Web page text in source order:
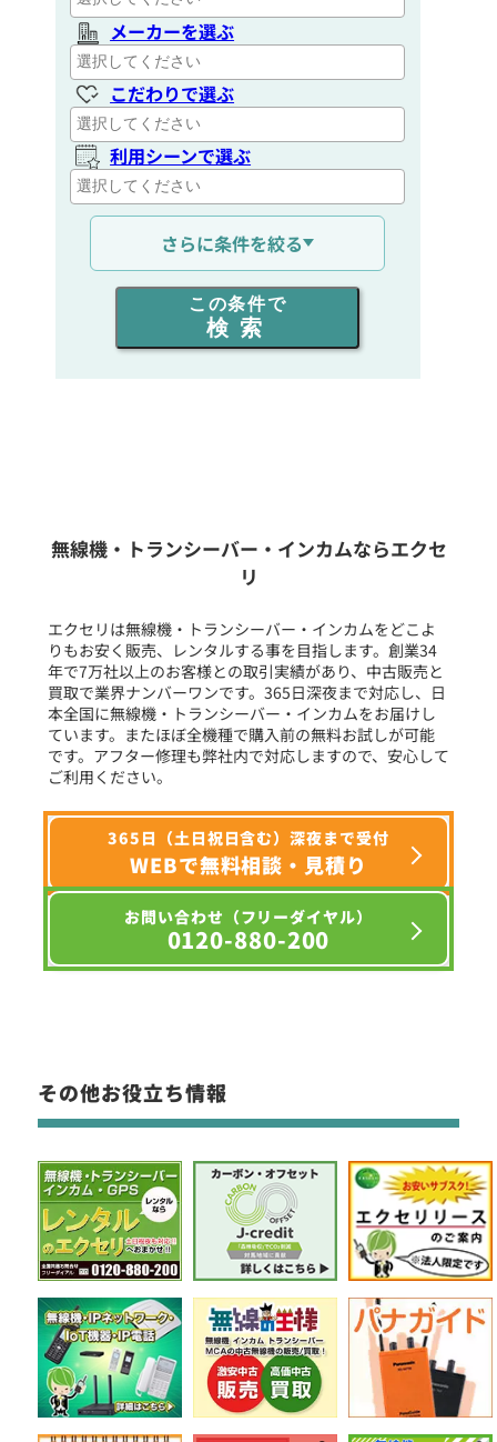
メーカーを選ぶ
こだわりで選ぶ
利用シーンで選ぶ
通信距離を選ぶ
出力を選ぶ
同時通話人数を選ぶ
フリーワード入力(製品名等)
選択条件をリセット
さらに条件を絞る
この条件で
検索
無線機・トランシーバー・インカムならエクセ
リ
エクセリは無線機・トランシーバー・インカムをどこよ
りもお安く販売、レンタルする事を目指します。創業34
年で7万社以上のお客様との取引実績があり、中古販売と
買取で業界ナンバーワンです。365日深夜まで対応し、日
本全国に無線機・トランシーバー・インカムをお届けし
ています。またほぼ全機種で購入前の無料お試しが可能
です。アフター修理も弊社内で対応しますので、安心して
ご利用ください。
365日（土日祝日含む）深夜まで受付
WEBで無料相談・見積り
お問い合わせ（フリーダイヤル）
0120-880-200
その他お役立ち情報